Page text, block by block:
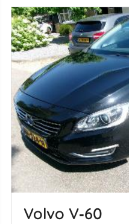
Volvo V‑60